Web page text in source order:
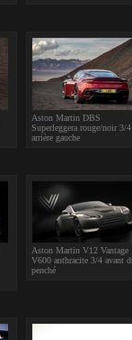
Aston Martin DBS
Superleggera rouge/noir 3/4
arrière gauche
Aston Martin V12 Vantage
V600 anthracite 3/4 avant
penché